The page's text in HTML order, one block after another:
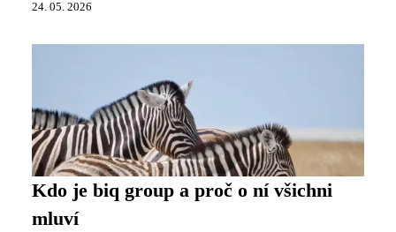
24. 05. 2026
Kdo je biq group a proč o ní všichni
mluví